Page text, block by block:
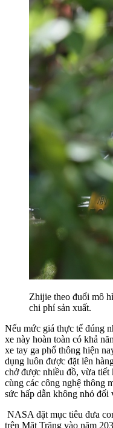
Zhijie theo đuổi mô
chi phí sản xuất.
Nếu mức giá thực tế đúng
xe này hoàn toàn có khả
xe tay ga phổ thông hiện
dụng luôn được đặt lên
chở được nhiều đồ, vừa
cùng các công nghệ thông
sức hấp dẫn không nhỏ
NASA đặt mục tiêu đưa
trên Mặt Trăng vào năm